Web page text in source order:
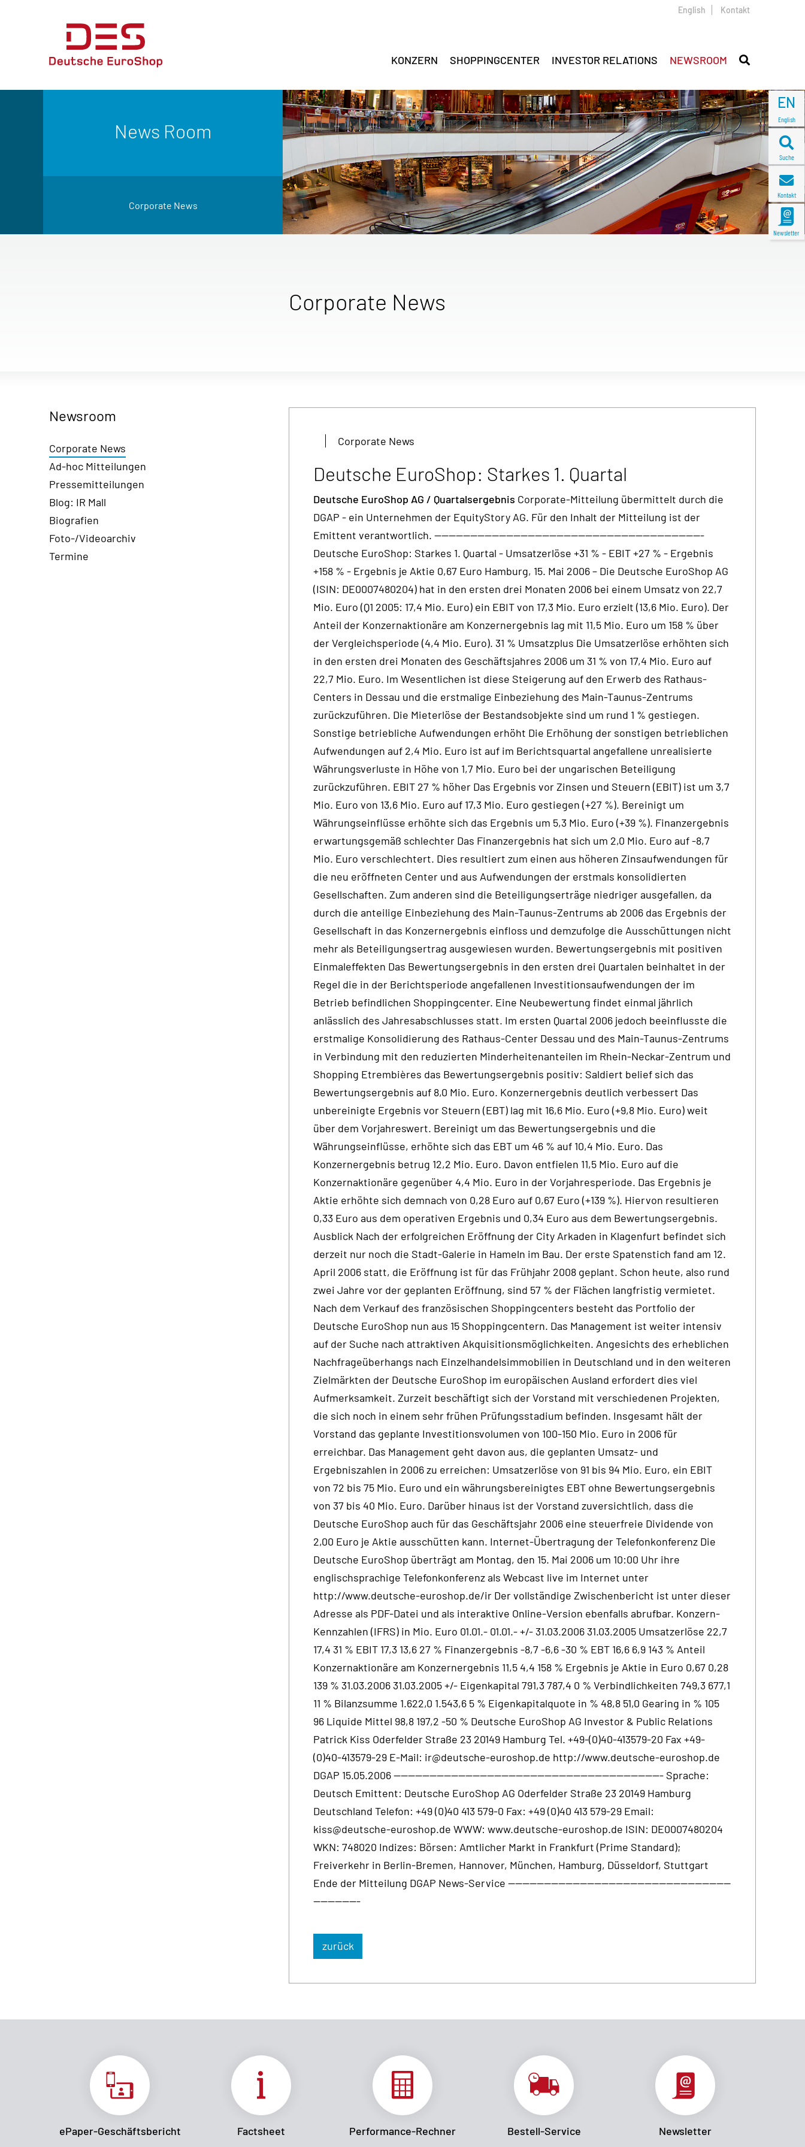
EN
English
Suche
Kontakt
Newsletter
English Kontakt
KONZERN SHOPPINGCENTER INVESTOR RELATIONS NEWSROOM
News Room
Corporate News
Corporate News
Newsroom
Corporate News
Ad-hoc Mitteilungen
Pressemitteilungen
Blog: IR Mall
Biografien
Foto-/Videoarchiv
Termine
Corporate News
Deutsche EuroShop: Starkes 1. Quartal
Deutsche EuroShop AG / Quartalsergebnis Corporate-Mitteilung übermittelt durch die
DGAP - ein Unternehmen der EquityStory AG. Für den Inhalt der Mitteilung ist der
Emittent verantwortlich. ---------------------------------------------------------------------------
Deutsche EuroShop: Starkes 1. Quartal - Umsatzerlöse +31 % - EBIT +27 % - Ergebnis
+158 % - Ergebnis je Aktie 0,67 Euro Hamburg, 15. Mai 2006 – Die Deutsche EuroShop AG
(ISIN: DE0007480204) hat in den ersten drei Monaten 2006 bei einem Umsatz von 22,7
Mio. Euro (Q1 2005: 17,4 Mio. Euro) ein EBIT von 17,3 Mio. Euro erzielt (13,6 Mio. Euro). Der
Anteil der Konzernaktionäre am Konzernergebnis lag mit 11,5 Mio. Euro um 158 % über
der Vergleichsperiode (4,4 Mio. Euro). 31 % Umsatzplus Die Umsatzerlöse erhöhten sich
in den ersten drei Monaten des Geschäftsjahres 2006 um 31 % von 17,4 Mio. Euro auf
22,7 Mio. Euro. Im Wesentlichen ist diese Steigerung auf den Erwerb des Rathaus-
Centers in Dessau und die erstmalige Einbeziehung des Main-Taunus-Zentrums
zurückzuführen. Die Mieterlöse der Bestandsobjekte sind um rund 1 % gestiegen.
Sonstige betriebliche Aufwendungen erhöht Die Erhöhung der sonstigen betrieblichen
Aufwendungen auf 2,4 Mio. Euro ist auf im Berichtsquartal angefallene unrealisierte
Währungsverluste in Höhe von 1,7 Mio. Euro bei der ungarischen Beteiligung
zurückzuführen. EBIT 27 % höher Das Ergebnis vor Zinsen und Steuern (EBIT) ist um 3,7
Mio. Euro von 13,6 Mio. Euro auf 17,3 Mio. Euro gestiegen (+27 %). Bereinigt um
Währungseinflüsse erhöhte sich das Ergebnis um 5,3 Mio. Euro (+39 %). Finanzergebnis
erwartungsgemäß schlechter Das Finanzergebnis hat sich um 2,0 Mio. Euro auf -8,7
Mio. Euro verschlechtert. Dies resultiert zum einen aus höheren Zinsaufwendungen für
die neu eröffneten Center und aus Aufwendungen der erstmals konsolidierten
Gesellschaften. Zum anderen sind die Beteiligungserträge niedriger ausgefallen, da
durch die anteilige Einbeziehung des Main-Taunus-Zentrums ab 2006 das Ergebnis der
Gesellschaft in das Konzernergebnis einfloss und demzufolge die Ausschüttungen nicht
mehr als Beteiligungsertrag ausgewiesen wurden. Bewertungsergebnis mit positiven
Einmaleffekten Das Bewertungsergebnis in den ersten drei Quartalen beinhaltet in der
Regel die in der Berichtsperiode angefallenen Investitionsaufwendungen der im
Betrieb befindlichen Shoppingcenter. Eine Neubewertung findet einmal jährlich
anlässlich des Jahresabschlusses statt. Im ersten Quartal 2006 jedoch beeinflusste die
erstmalige Konsolidierung des Rathaus-Center Dessau und des Main-Taunus-Zentrums
in Verbindung mit den reduzierten Minderheitenanteilen im Rhein-Neckar-Zentrum und
Shopping Etrembières das Bewertungsergebnis positiv: Saldiert belief sich das
Bewertungsergebnis auf 8,0 Mio. Euro. Konzernergebnis deutlich verbessert Das
unbereinigte Ergebnis vor Steuern (EBT) lag mit 16,6 Mio. Euro (+9,8 Mio. Euro) weit
über dem Vorjahreswert. Bereinigt um das Bewertungsergebnis und die
Währungseinflüsse, erhöhte sich das EBT um 46 % auf 10,4 Mio. Euro. Das
Konzernergebnis betrug 12,2 Mio. Euro. Davon entfielen 11,5 Mio. Euro auf die
Konzernaktionäre gegenüber 4,4 Mio. Euro in der Vorjahresperiode. Das Ergebnis je
Aktie erhöhte sich demnach von 0,28 Euro auf 0,67 Euro (+139 %). Hiervon resultieren
0,33 Euro aus dem operativen Ergebnis und 0,34 Euro aus dem Bewertungsergebnis.
Ausblick Nach der erfolgreichen Eröffnung der City Arkaden in Klagenfurt befindet sich
derzeit nur noch die Stadt-Galerie in Hameln im Bau. Der erste Spatenstich fand am 12.
April 2006 statt, die Eröffnung ist für das Frühjahr 2008 geplant. Schon heute, also rund
zwei Jahre vor der geplanten Eröffnung, sind 57 % der Flächen langfristig vermietet.
Nach dem Verkauf des französischen Shoppingcenters besteht das Portfolio der
Deutsche EuroShop nun aus 15 Shoppingcentern. Das Management ist weiter intensiv
auf der Suche nach attraktiven Akquisitionsmöglichkeiten. Angesichts des erheblichen
Nachfrageüberhangs nach Einzelhandelsimmobilien in Deutschland und in den weiteren
Zielmärkten der Deutsche EuroShop im europäischen Ausland erfordert dies viel
Aufmerksamkeit. Zurzeit beschäftigt sich der Vorstand mit verschiedenen Projekten,
die sich noch in einem sehr frühen Prüfungsstadium befinden. Insgesamt hält der
Vorstand das geplante Investitionsvolumen von 100-150 Mio. Euro in 2006 für
erreichbar. Das Management geht davon aus, die geplanten Umsatz- und
Ergebniszahlen in 2006 zu erreichen: Umsatzerlöse von 91 bis 94 Mio. Euro, ein EBIT
von 72 bis 75 Mio. Euro und ein währungsbereinigtes EBT ohne Bewertungsergebnis
von 37 bis 40 Mio. Euro. Darüber hinaus ist der Vorstand zuversichtlich, dass die
Deutsche EuroShop auch für das Geschäftsjahr 2006 eine steuerfreie Dividende von
2,00 Euro je Aktie ausschütten kann. Internet-Übertragung der Telefonkonferenz Die
Deutsche EuroShop überträgt am Montag, den 15. Mai 2006 um 10:00 Uhr ihre
englischsprachige Telefonkonferenz als Webcast live im Internet unter
http://www.deutsche-euroshop.de/ir Der vollständige Zwischenbericht ist unter dieser
Adresse als PDF-Datei und als interaktive Online-Version ebenfalls abrufbar. Konzern-
Kennzahlen (IFRS) in Mio. Euro 01.01.- 01.01.- +/- 31.03.2006 31.03.2005 Umsatzerlöse 22,7
17,4 31 % EBIT 17,3 13,6 27 % Finanzergebnis -8,7 -6,6 -30 % EBT 16,6 6,9 143 % Anteil
Konzernaktionäre am Konzernergebnis 11,5 4,4 158 % Ergebnis je Aktie in Euro 0,67 0,28
139 % 31.03.2006 31.03.2005 +/- Eigenkapital 791,3 787,4 0 % Verbindlichkeiten 749,3 677,1
11 % Bilanzsumme 1.622,0 1.543,6 5 % Eigenkapitalquote in % 48,8 51,0 Gearing in % 105
96 Liquide Mittel 98,8 197,2 -50 % Deutsche EuroShop AG Investor & Public Relations
Patrick Kiss Oderfelder Straße 23 20149 Hamburg Tel. +49-(0)40-413579-20 Fax +49-
(0)40-413579-29 E-Mail: ir@deutsche-euroshop.de http://www.deutsche-euroshop.de
DGAP 15.05.2006 --------------------------------------------------------------------------- Sprache:
Deutsch Emittent: Deutsche EuroShop AG Oderfelder Straße 23 20149 Hamburg
Deutschland Telefon: +49 (0)40 413 579-0 Fax: +49 (0)40 413 579-29 Email:
kiss@deutsche-euroshop.de WWW: www.deutsche-euroshop.de ISIN: DE0007480204
WKN: 748020 Indizes: Börsen: Amtlicher Markt in Frankfurt (Prime Standard);
Freiverkehr in Berlin-Bremen, Hannover, München, Hamburg, Düsseldorf, Stuttgart
Ende der Mitteilung DGAP News-Service --------------------------------------------------------------
-------------
zurück
ePaper-Geschäftsbericht Factsheet Performance-Rechner Bestell-Service Newsletter